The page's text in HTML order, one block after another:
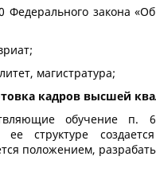
Федерального закона
магистратура;
кадров высшей
обучение п. 6.
структуре
положением,